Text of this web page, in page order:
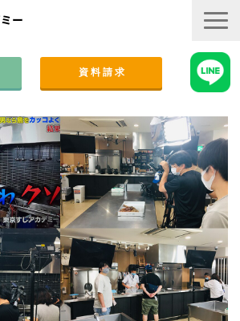
資 料 請 求
コース案内
集中コース│2ヶ月
平日コース│木金
コース│週1回・1年間
職人養成コース│6ヶ月
学費
すしアカ卒業生の活躍